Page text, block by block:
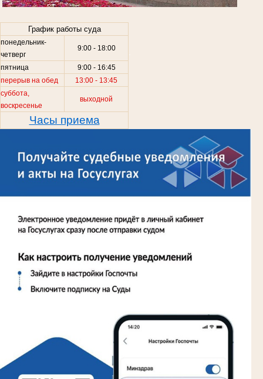
График работы суда
понедельник-
четверг
9:00 - 18:00
пятница
9:00 - 16:45
перерыв на обед
13:00 - 13:45
суббота,
воскресенье
выходной
Часы приема